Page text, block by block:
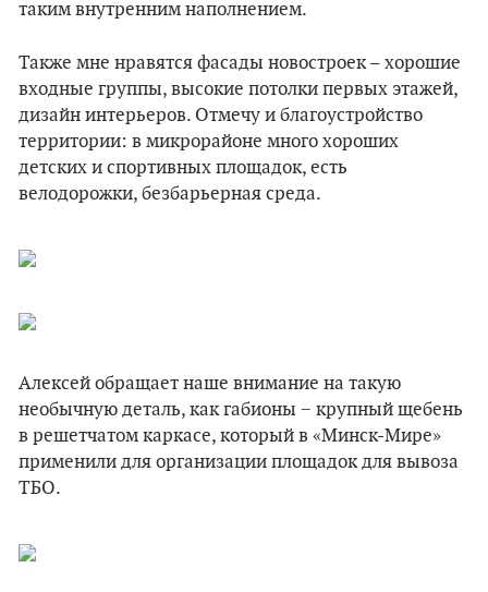
таким внутренним наполнением.
Также мне нравятся фасады новостроек – хорошие
входные группы, высокие потолки первых этажей,
дизайн интерьеров. Отмечу и благоустройство
территории: в микрорайоне много хороших
детских и спортивных площадок, есть
велодорожки, безбарьерная среда.
Алексей обращает наше внимание на такую
необычную деталь, как габионы − крупный щебень
в решетчатом каркасе, который в «Минск-Мире»
применили для организации площадок для вывоза
ТБО.